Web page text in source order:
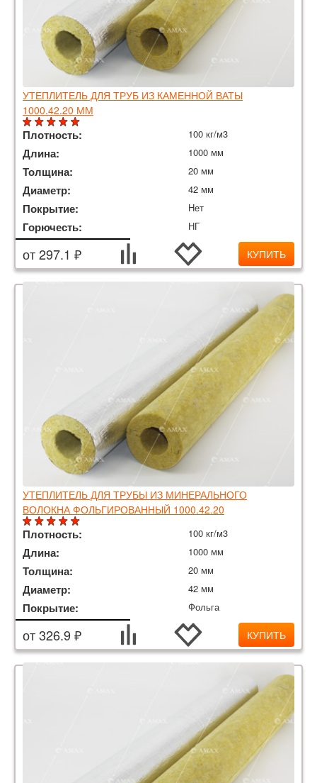
УТЕПЛИТЕЛЬ ДЛЯ ТРУБ ИЗ КАМЕННОЙ ВАТЫ
1000.42.20 ММ
Плотность: 100 кг/м3
Длина: 1000 мм
Толщина: 20 мм
Диаметр: 42 мм
Покрытие: Нет
Горючесть: НГ
от 297.1 ₽ КУПИТЬ
УТЕПЛИТЕЛЬ ДЛЯ ТРУБЫ ИЗ МИНЕРАЛЬНОГО
ВОЛОКНА ФОЛЬГИРОВАННЫЙ 1000.42.20
Плотность: 100 кг/м3
Длина: 1000 мм
Толщина: 20 мм
Диаметр: 42 мм
Покрытие: Фольга
от 326.9 ₽ КУПИТЬ